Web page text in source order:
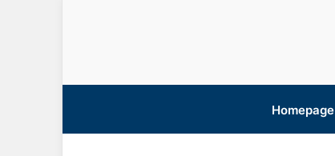
Homepage